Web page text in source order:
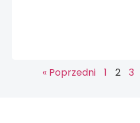
« Poprzedni 1 2 3